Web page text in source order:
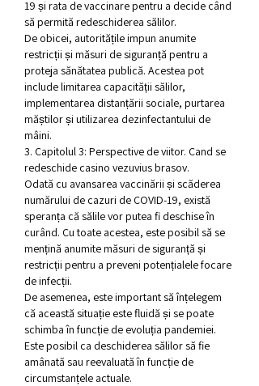
19 și rata de vaccinare pentru a decide când
să permită redeschiderea sălilor.
De obicei, autoritățile impun anumite
restricții și măsuri de siguranță pentru a
proteja sănătatea publică. Acestea pot
include limitarea capacității sălilor,
implementarea distanțării sociale, purtarea
măștilor și utilizarea dezinfectantului de
mâini.
3. Capitolul 3: Perspective de viitor. Cand se
redeschide casino vezuvius brasov.
Odată cu avansarea vaccinării și scăderea
numărului de cazuri de COVID-19, există
speranța că sălile vor putea fi deschise în
curând. Cu toate acestea, este posibil să se
mențină anumite măsuri de siguranță și
restricții pentru a preveni potențialele focare
de infecții.
De asemenea, este important să înțelegem
că această situație este fluidă și se poate
schimba în funcție de evoluția pandemiei.
Este posibil ca deschiderea sălilor să fie
amânată sau reevaluată în funcție de
circumstanțele actuale.